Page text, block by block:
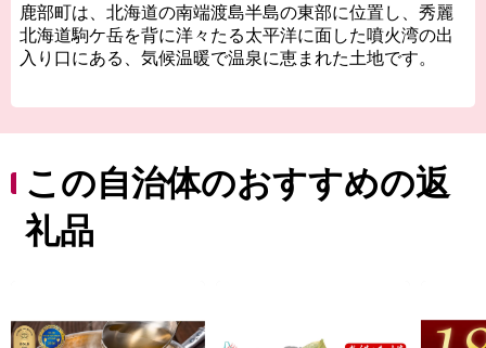
鹿部町は、北海道の南端渡島半島の東部に位置し、秀麗
北海道駒ケ岳を背に洋々たる太平洋に面した噴火湾の出
入り口にある、気候温暖で温泉に恵まれた土地です。
トウダラは水揚げ量が多く、スケトウダラから獲れる良
質なたらこは、「海の赤いダイヤ」とも呼ばれていま
す。
■温泉
には至るところに温泉があります。
この自治体のおすすめの返
礼品